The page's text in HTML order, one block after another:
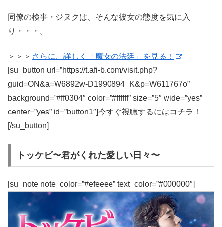
同僚の検事・ジヌクは、そんな彼女の態度を気に入
り・・・。
＞＞＞ さらに、詳しく「魔女の法廷」を見る！
[su_button url=”https://t.afi-b.com/visit.php?
guid=ON&a=W6892w-D1990894_K&p=W611767o”
background=”#ff0304″ color=”#ffffff” size=”5″ wide=”yes”
center=”yes” id=”button1″]今すぐ視聴するにはコチラ！
[/su_button]
トッケビ〜君がくれた愛しい日々〜
[su_note note_color=”#efeeee” text_color=”#000000″]